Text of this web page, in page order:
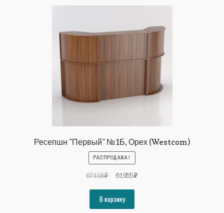
Ресепшн "Первый" №1Б, Орех (Westcom)
РАСПРОДАЖА!
67118₽
Первоначальная
составляла
67118₽.
61955₽Текущая
В корзину